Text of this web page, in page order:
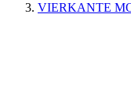
VIERKANTE